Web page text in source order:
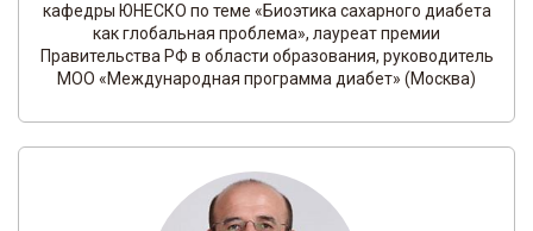
кафедры ЮНЕСКО по теме «Биоэтика сахарного диабета
как глобальная проблема», лауреат премии
Правительства РФ в области образования, руководитель
МОО «Международная программа диабет» (Москва)